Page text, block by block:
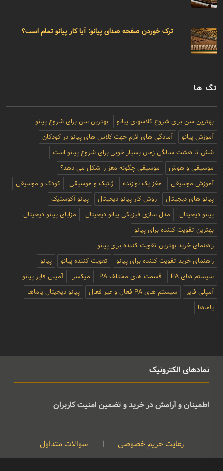
ترک خوردن صفحه صدای پیانو: آیا کار پیانو تمام است؟
تگ ها
بهترین سن برای شروع کلاسهای پیانو
بهترین سن برای شروع پیانو
آموزش پیانو
آمادگی های لازم جهت کلاس های پیانو در کودکان
شش تا هشت سالگی زمان بسیار خوبی برای شروع پیانو است
موسیقی و هوش
موسیقی چگونه مغز را شکل می دهد؟
آموزش موسیقی
مغز یک نوازنده ژنتیک و موسیقی
کودک و موسیقی
پیانو های دیجیتال
روش کار پیانو دیجیتال
پیانو آکوستیک
پیانو دیجیتال
مدل سازی فیزیکی پیانو دیجیتال
مزایای پیانو دیجیتال
بهترین تقویت کننده برای پیانو
راهنمای خرید بهترین تقویت کننده برای پیانو
راهنمای خرید تقویت کننده برای پیانو
تقویت کننده پیانو
پیانو
سیستم های PA
قسمت های مختلف PA میکسر
آمپلی فایر پیانو
آمپلی فایر
سیستم های PA فعال و غیر فعال
پیانو دیجیتال یاماها
یاماها
نمادهای الکترونیک
اطمینان و آرامش در خرید و تضمین امنیت کاربران
رعایت حریم خصوصی | سوالات متداول